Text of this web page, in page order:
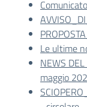
Le ultime
NEWS
maggio